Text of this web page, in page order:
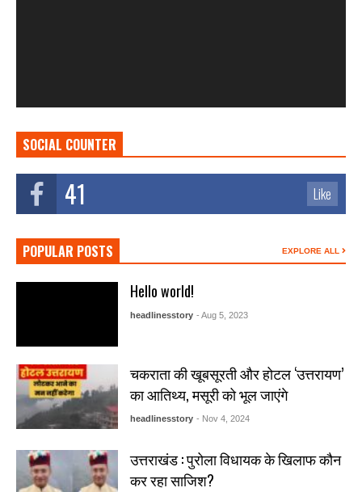
SOCIAL COUNTER
41 Like
POPULAR POSTS EXPLORE ALL
Hello world!
headlinesstory - Aug 5, 2023
चकराता की खूबसूरती और होटल ‘उत्तरायण’
का आतिथ्य, मसूरी को भूल जाएंगे
headlinesstory - Nov 4, 2024
उत्तराखंड : पुरोला विधायक के खिलाफ कौन
कर रहा साजिश?